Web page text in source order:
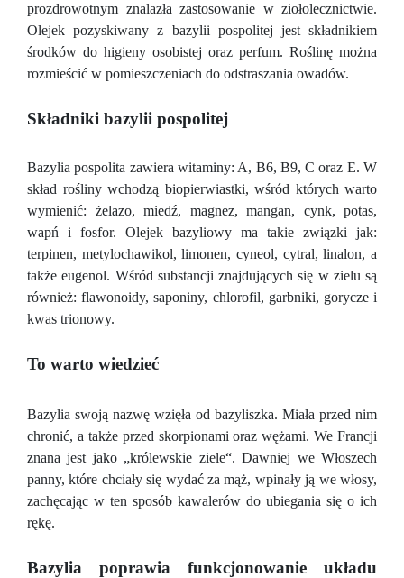
prozdrowotnym znalazła zastosowanie w ziołolecznictwie.
Olejek pozyskiwany z bazylii pospolitej jest składnikiem
środków do higieny osobistej oraz perfum. Roślinę można
rozmieścić w pomieszczeniach do odstraszania owadów.
Składniki bazylii pospolitej
Bazylia pospolita zawiera witaminy: A, B6, B9, C oraz E. W
skład rośliny wchodzą biopierwiastki, wśród których warto
wymienić: żelazo, miedź, magnez, mangan, cynk, potas,
wapń i fosfor. Olejek bazyliowy ma takie związki jak:
terpinen, metylochawikol, limonen, cyneol, cytral, linalon, a
także eugenol. Wśród substancji znajdujących się w zielu są
również: flawonoidy, saponiny, chlorofil, garbniki, gorycze i
kwas trionowy.
To warto wiedzieć
Bazylia swoją nazwę wzięła od bazyliszka. Miała przed nim
chronić, a także przed skorpionami oraz wężami. We Francji
znana jest jako „królewskie ziele“. Dawniej we Włoszech
panny, które chciały się wydać za mąż, wpinały ją we włosy,
zachęcając w ten sposób kawalerów do ubiegania się o ich
rękę.
Bazylia poprawia funkcjonowanie układu